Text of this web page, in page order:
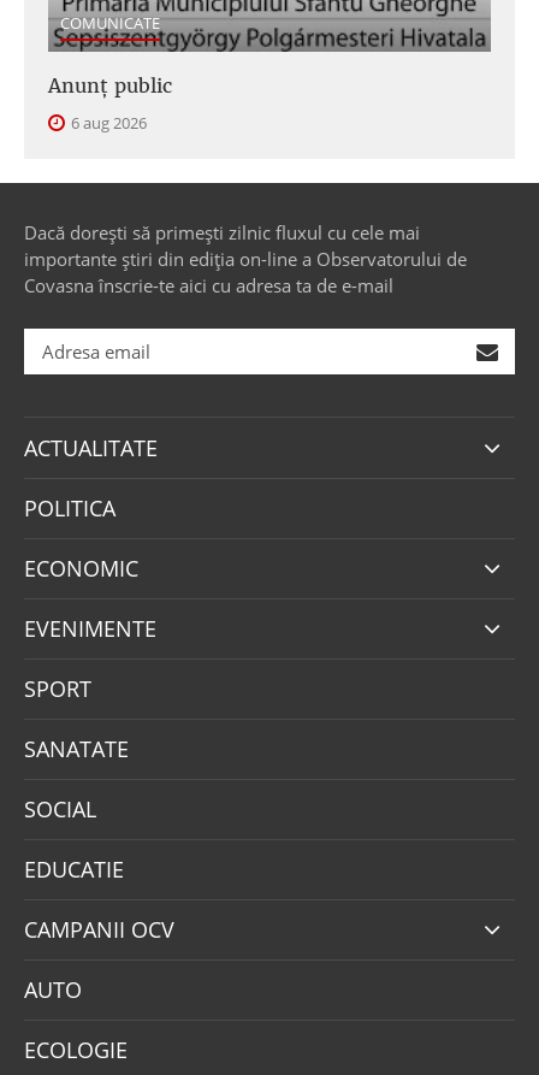
COMUNICATE
Anunţ public
6 aug 2026
Dacă dorești să primești zilnic fluxul cu cele mai
importante știri din ediția on-line a Observatorului de
Covasna înscrie-te aici cu adresa ta de e-mail
ACTUALITATE
POLITICA
ECONOMIC
EVENIMENTE
SPORT
SANATATE
SOCIAL
EDUCATIE
CAMPANII OCV
AUTO
ECOLOGIE